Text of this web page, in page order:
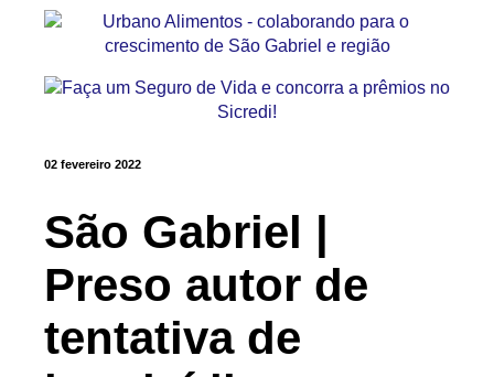
02 fevereiro 2022
São Gabriel |
Preso autor de
tentativa de